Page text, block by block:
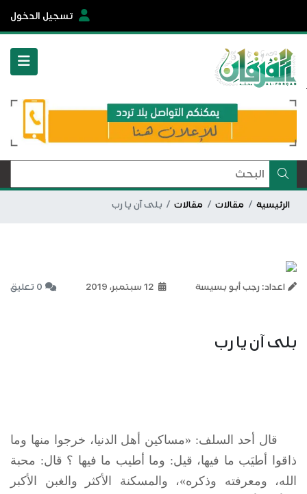
تسجيل الدخول
الرئيسية مقالات مقالات بلى آن يا رب
اعداد: رجب أبو بسيسة 0 تعليق
بلى آن يا رب
قال أحد السلف: «مساكين أهل الدنيا، خرجوا منها وما
ذاقوا أطيَب ما فيها، قيل: وما أطيب ما فيها ؟ قال: محبة
الله، ومعرفته وذكره»، والمسكنة الأكثر والغبن الأكبر